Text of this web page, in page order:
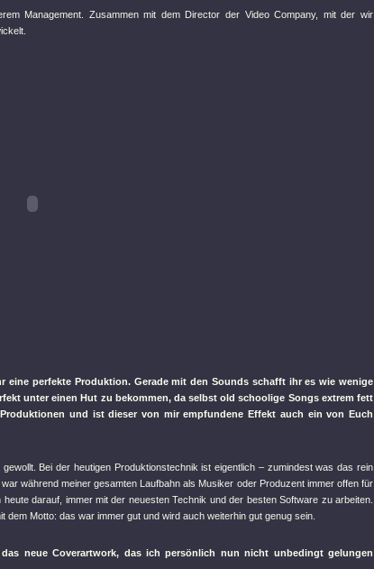
Management. Zusammen mit dem Director der Video Company, mit der wir
eine perfekte Produktion. Gerade mit den Sounds schafft ihr es wie wenige
unter einen Hut zu bekommen, da selbst old schoolige Songs extrem fett
und ist dieser von mir empfundene Effekt auch ein von Euch
Bei der heutigen Produktionstechnik ist eigentlich – zumindest was das rein
während meiner gesamten Laufbahn als Musiker oder Produzent immer offen für
darauf, immer mit der neuesten Technik und der besten Software zu arbeiten.
dem Motto: das war immer gut und wird auch weiterhin gut genug sein.
neue Coverartwork, das ich persönlich nun nicht unbedingt gelungen